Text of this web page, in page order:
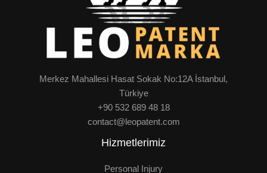
Merkez Mahallesi Hasat Sokak No:12A İstanbul,
Türkiye
+90 532 689 48 18
contact@leopatent.com
Hizmetlerimiz
Personal Injury